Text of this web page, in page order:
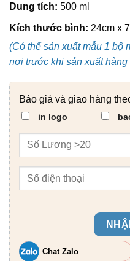
Dung tích: 500 ml
Kích thước bình: 24cm x
(Có thể sản xuất mẫu 1 bộ
nơi trước khi sản xuất hàng
Báo giá và giao hàng
in logo
Chat Zalo